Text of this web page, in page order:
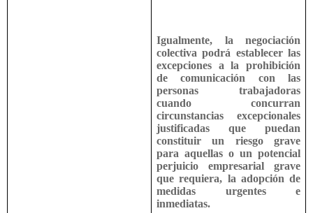
Igualmente, la negociación
colectiva podrá establecer las
excepciones a la prohibición
de comunicación con las
personas trabajadoras
cuando concurran
circunstancias excepcionales
justificadas que puedan
constituir un riesgo grave
para aquellas o un potencial
perjuicio empresarial grave
que requiera, la adopción de
medidas urgentes e
inmediatas.